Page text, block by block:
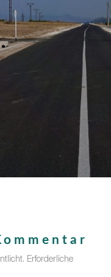
Erforderliche